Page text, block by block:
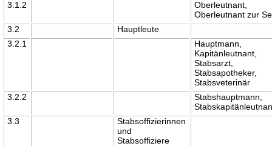
3.1.2
Oberleutnant,
Oberleutnant zur
3.2
Hauptleute
3.2.1
Hauptmann,
Kapitänleutnant,
Stabsarzt,
Stabsapotheker,
Stabsveterinär
3.2.2
Stabshauptmann,
3.3
Stabsoffizierinnen
und
Stabsoffiziere